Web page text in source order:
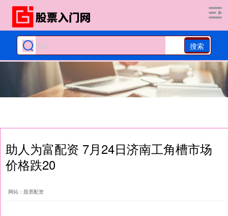
搜索
助人为富配资 7月24日济南工角槽市场
价格跌20
网站：股票配资